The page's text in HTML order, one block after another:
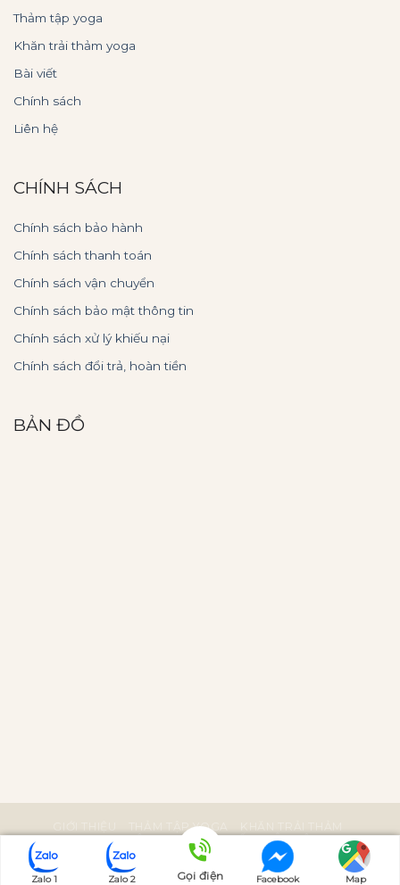
Thảm tập yoga
Khăn trải thảm yoga
Bài viết
Chính sách
Liên hệ
CHÍNH SÁCH
Chính sách bảo hành
Chính sách thanh toán
Chính sách vận chuyển
Chính sách bảo mật thông tin
Chính sách xử lý khiếu nại
Chính sách đổi trả, hoàn tiền
BẢN ĐỒ
THẢM TẬP YOGA
KHĂN TRẢI THẢM
PHỤ KIỆN YOGA
BÀI VIẾT LIÊN HỆ
Bản quyền bởi Manduka Việt Nam
Zalo 1 Zalo 2 Gọi điện Facebook Map